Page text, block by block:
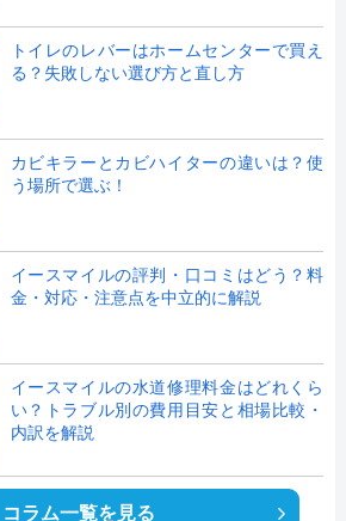
トイレのレバーはホームセンターで買え
る？失敗しない選び方と直し方
カビキラーとカビハイターの違いは？使
う場所で選ぶ！
イースマイルの評判・口コミはどう？料
金・対応・注意点を中立的に解説
イースマイルの水道修理料金はどれくら
い？トラブル別の費用目安と相場比較・
内訳を解説
コラム一覧を見る